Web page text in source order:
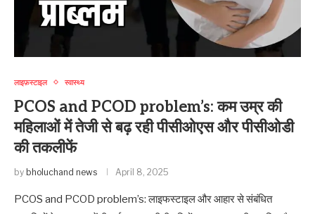
लाइफ़स्टाइल स्वास्थ्य
PCOS and PCOD problem’s: कम उम्र की
महिलाओं में तेजी से बढ़ रही पीसीओएस और पीसीओडी
की तकलीफें
by bholuchand news April 8, 2025
PCOS and PCOD problem’s: लाइफस्टाइल और आहार से संबंधित